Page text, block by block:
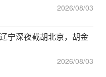
2026/08/03
宁深夜截胡北京，胡金
2026/08/03